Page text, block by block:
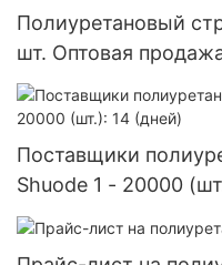
Полиуретановый
шт. Оптовая
Shuode
Поставщики
Shuode 1 - 20000